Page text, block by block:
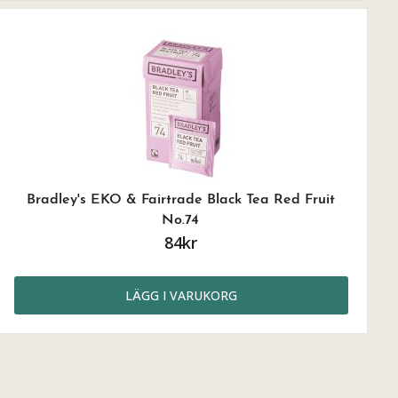
Bradley's EKO & Fairtrade Black Tea Red Fruit
No.74
84kr
LÄGG I VARUKORG